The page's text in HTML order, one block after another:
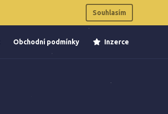
Souhlasím
Obchodní podmínky Inzerce